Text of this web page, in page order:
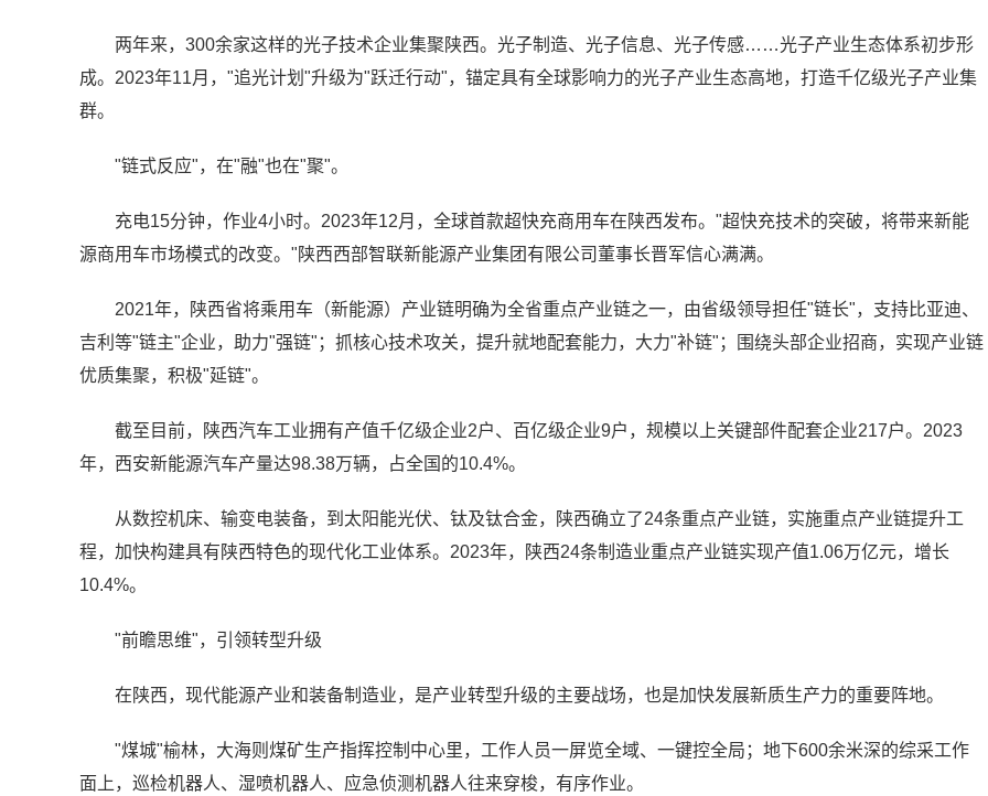
两年来，300余家这样的光子技术企业集聚陕西。光子制造、光子信息、光子传感……光子产业生态体系初步形
成。2023年11月，"追光计划"升级为"跃迁行动"，锚定具有全球影响力的光子产业生态高地，打造千亿级光子产业集
群。
"链式反应"，在"融"也在"聚"。
充电15分钟，作业4小时。2023年12月，全球首款超快充商用车在陕西发布。"超快充技术的突破，将带来新能
源商用车市场模式的改变。"陕西西部智联新能源产业集团有限公司董事长晋军信心满满。
2021年，陕西省将乘用车（新能源）产业链明确为全省重点产业链之一，由省级领导担任"链长"，支持比亚迪、
吉利等"链主"企业，助力"强链"；抓核心技术攻关，提升就地配套能力，大力"补链"；围绕头部企业招商，实现产业链
优质集聚，积极"延链"。
截至目前，陕西汽车工业拥有产值千亿级企业2户、百亿级企业9户，规模以上关键部件配套企业217户。2023
年，西安新能源汽车产量达98.38万辆，占全国的10.4%。
从数控机床、输变电装备，到太阳能光伏、钛及钛合金，陕西确立了24条重点产业链，实施重点产业链提升工
程，加快构建具有陕西特色的现代化工业体系。2023年，陕西24条制造业重点产业链实现产值1.06万亿元，增长
10.4%。
"前瞻思维"，引领转型升级
在陕西，现代能源产业和装备制造业，是产业转型升级的主要战场，也是加快发展新质生产力的重要阵地。
"煤城"榆林，大海则煤矿生产指挥控制中心里，工作人员一屏览全域、一键控全局；地下600余米深的综采工作
面上，巡检机器人、湿喷机器人、应急侦测机器人往来穿梭，有序作业。